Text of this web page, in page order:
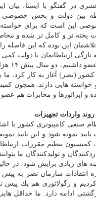
در گفتگو با ایسنا،
بین دولت و بخش خصوصی
این است كه برای خواسته
پخته تر و كامل تر شده و
این بوده كه این
تازگی ارتباطاتمان با
خواسته هایی دارند. همچون
واردات تجهیزات
صنفی كامپیوتری كشور با
كمیسیون تنظیم مقررات
و تولیدكنندگان ما
های زیادی برایش شود، در
انتقادات سازمان نصر به
و رگولاتوری هم یك پیش
ادامه دارد. ما حداقل